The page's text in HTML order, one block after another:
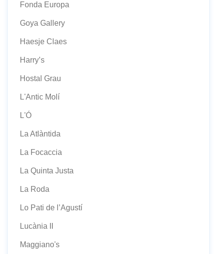
Fonda Europa
Goya Gallery
Haesje Claes
Harry’s
Hostal Grau
L'Antic Molí
L'Ó
La Atlàntida
La Focaccia
La Quinta Justa
La Roda
Lo Pati de l’Agustí
Lucània II
Maggiano's